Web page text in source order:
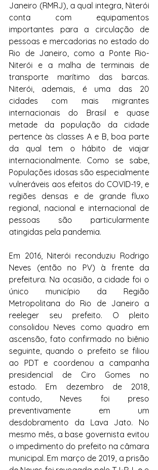
Janeiro (RMRJ), a qual integra, Niterói
conta com equipamentos
importantes para a circulação de
pessoas e mercadorias no estado do
Rio de Janeiro, como a Ponte Rio-
Niterói e a malha de terminais de
transporte marítimo das barcas.
Niterói, ademais, é uma das 20
cidades com mais migrantes
internacionais do Brasil e quase
metade da população da cidade
pertence às classes A e B, boa parte
da qual tem o hábito de viajar
internacionalmente. Como se sabe,
Populações idosas são especialmente
vulneráveis aos efeitos do COVID-19, e
regiões densas e de grande fluxo
regional, nacional e internacional de
pessoas são particularmente
atingidas pela pandemia.
Em 2016, Niterói reconduziu Rodrigo
Neves (então no PV) à frente da
prefeitura. Na ocasião, a cidade foi o
único município da Região
Metropolitana do Rio de Janeiro a
reeleger seu prefeito. O pleito
consolidou Neves como quadro em
ascensão, fato confirmado no biênio
seguinte, quando o prefeito se filiou
ao PDT e coordenou a campanha
presidencial de Ciro Gomes no
estado. Em dezembro de 2018,
contudo, Neves foi preso
preventivamente em um
desdobramento da Lava Jato. No
mesmo mês, a base governista evitou
o impedimento do prefeito na câmara
municipal. Em março de 2019, a prisão